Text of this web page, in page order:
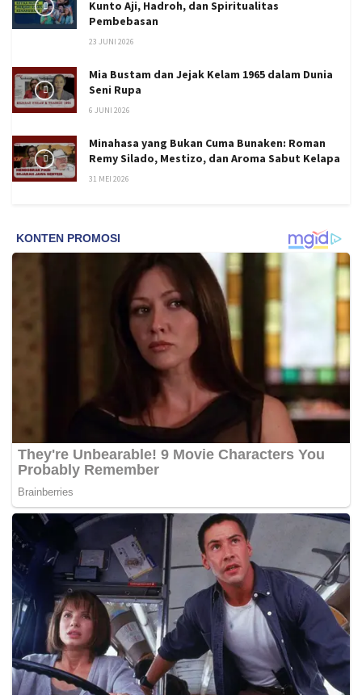
Kunto Aji, Hadroh, dan Spiritualitas
Pembebasan
23 JUNI 2026
Mia Bustam dan Jejak Kelam 1965 dalam Dunia
Seni Rupa
6 JUNI 2026
Minahasa yang Bukan Cuma Bunaken: Roman
Remy Silado, Mestizo, dan Aroma Sabut Kelapa
31 MEI 2026